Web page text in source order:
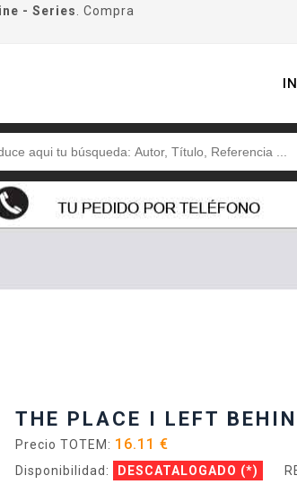
- Series
. Compra
THE PLACE I LEFT
Precio TOTEM: 16.11 €
Disponibilidad: DESCATALOGADO (*)